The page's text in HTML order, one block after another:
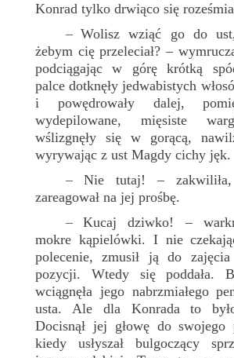
Konrad tylko drwiąco się
–Wolisz wziąć go do
żebym cię przeleciał? –
podciągając w górę krótką
palce dotknęły jedwabistych
i powędrowały dalej,
wydepilowane, mięsiste
wślizgnęły się w gorącą,
wyrywając z ust Magdy cichy jęk.
– Nie tutaj! –
zareagował na jej prośbę.
–Kucaj dziwko! –
mokre kąpielówki. I nie
polecenie, zmusił ją do zajęcia
pozycji. Wtedy się poddała.
wciągnęła jego nabrzmiałego
usta. Ale dla Konrada to
Docisnął jej głowę do swojego
kiedy usłyszał bulgoczący